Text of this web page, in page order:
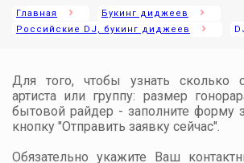
Главная
Букинг диджеев
Российские DJ, букинг диджеев
Для того, чтобы узнать сколько
артиста или группу: размер
бытовой райдер - заполните форму
кнопку "Отправить заявку сейчас".
Обязательно укажите Ваш